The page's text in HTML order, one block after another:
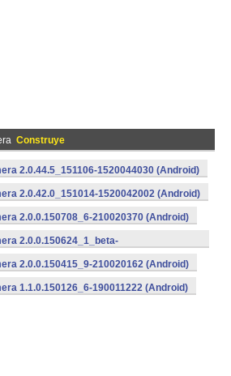
Construye
2.0.44.5_151106-1520044030 (Android)
2.0.42.0_151014-1520042002 (Android)
2.0.0.150708_6-210020370 (Android)
2.0.0.150624_1_beta-
2.0.0.150415_9-210020162 (Android)
1.1.0.150126_6-190011222 (Android)